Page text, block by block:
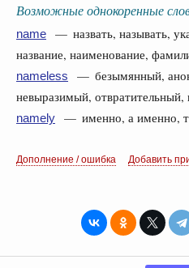
Возможные однокоренные
name
— назвать, называть,
название, наименование,
nameless
— безымянный,
невыразимый, отвратительный,
namely — именно, а именно,
Дополнение / ошибка Добавить